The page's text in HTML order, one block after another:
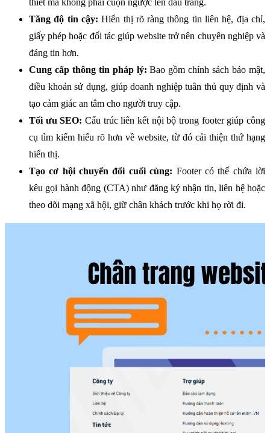
thiết mà không phải cuộn ngược lên đầu trang.
Tăng độ tin cậy: Hiển thị rõ ràng thông tin liên hệ, địa chỉ,
giấy phép hoặc đối tác giúp website trở nên chuyên nghiệp và
đáng tin hơn.
Cung cấp thông tin pháp lý: Bao gồm chính sách bảo mật,
điều khoản sử dụng, giúp doanh nghiệp tuân thủ quy định và
tạo cảm giác an tâm cho người truy cập.
Tối ưu SEO: Cấu trúc liên kết nội bộ trong footer giúp công
cụ tìm kiếm hiểu rõ hơn về website, từ đó cải thiện thứ hạng
hiển thị.
Tạo cơ hội chuyển đổi cuối cùng: Footer có thể chứa lời
kêu gọi hành động (CTA) như đăng ký nhận tin, liên hệ hoặc
theo dõi mạng xã hội, giữ chân khách trước khi họ rời đi.